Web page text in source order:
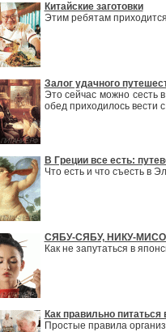
Китайские заготовки
Этим ребятам
Залог удачного
Это сейчас можно сесть
обед приходилось вести
В Греции все есть:
Что есть и что съесть в
СЯБУ-СЯБУ, НИКУ-МИСО
Как не запутаться в
Как правильно
Простые правила